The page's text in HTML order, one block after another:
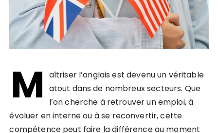
M
aîtriser l’anglais est devenu un véritable
atout dans de nombreux secteurs. Que
l’on cherche à retrouver un emploi, à
évoluer en interne ou à se reconvertir, cette
compétence peut faire la différence au moment